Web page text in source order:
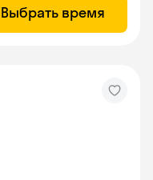
Выбрать время